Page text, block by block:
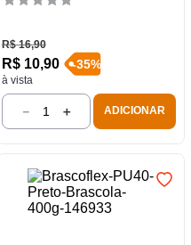
R$ 16,90
R$ 10,90
à vista
-35%
＋
－ ADICIONAR